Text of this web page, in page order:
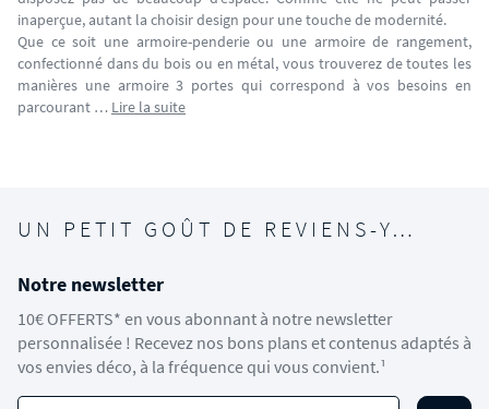
inaperçue, autant la choisir design pour une touche de modernité.
Que ce soit une armoire-penderie ou une armoire de rangement,
confectionné dans du bois ou en métal, vous trouverez de toutes les
manières une armoire 3 portes qui correspond à vos besoins en
parcourant … Lire la suite
UN PETIT GOÛT DE REVIENS-Y…
Notre newsletter
10€ OFFERTS* en vous abonnant à notre newsletter
personnalisée ! Recevez nos bons plans et contenus adaptés à
vos envies déco, à la fréquence qui vous convient.¹